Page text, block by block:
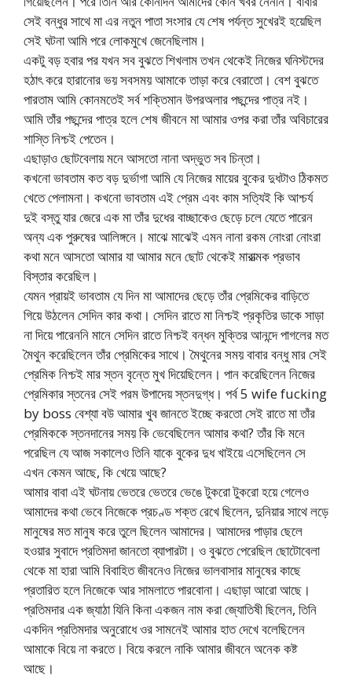
সেই বন্ধুর সাথে মা এর নতুন পাতা সংসার যে শেষ পর্যন্ত সুখেরই হয়েছিল
সেই ঘটনা আমি পরে লোকমুখে জেনেছিলাম।
একটু বড় হবার পর যখন সব বুঝতে শিখলাম তখন থেকেই নিজের ঘনিস্টদের
হঠাৎ করে হারানোর ভয় সবসময় আমাকে তাড়া করে বেরাতো। বেশ বুঝতে
পারতাম আমি কোনমতেই সর্ব শক্তিমান উপরঅলার পছন্দের পাত্র নই।
আমি তাঁর পছন্দের পাত্র হলে শেষ জীবনে মা আমার ওপর করা তাঁর অবিচারের
শাস্তি নিশ্চই পেতেন।
এছাড়াও ছোটবেলায় মনে আসতো নানা অদ্ভুত সব চিন্তা।
কখনো ভাবতাম কত বড় দুর্ভাগা আমি যে নিজের মায়ের বুকের দুধটাও ঠিকমত
খেতে পেলামনা। কখনো ভাবতাম এই প্রেম এবং কাম সত্যিই কি আশ্চর্য
দুই বস্তু যার জেরে এক মা তাঁর দুধের বাচ্ছাকেও ছেড়ে চলে যেতে পারেন
অন্য এক পুরুষের আলিঙ্গনে। মাঝে মাঝেই এমন নানা রকম নোংরা নোংরা
কথা মনে আসতো আমার যা আমার মনে ছোট থেকেই মারাত্মক প্রভাব
বিস্তার করেছিল।
যেমন প্রায়ই ভাবতাম যে দিন মা আমাদের ছেড়ে তাঁর প্রেমিকের বাড়িতে
গিয়ে উঠলেন সেদিন কার কথা। সেদিন রাতে মা নিশ্চই প্রকৃতির ডাকে সাড়া
না দিয়ে পারেননি মানে সেদিন রাতে নিশ্চই বন্ধন মুক্তির আনন্দে পাগলের মত
মৈথুন করেছিলেন তাঁর প্রেমিকের সাথে। মৈথুনের সময় বাবার বন্ধু মার সেই
প্রেমিক নিশ্চই মার স্তন বৃন্তে মুখ দিয়েছিলেন। পান করেছিলেন নিজের
প্রেমিকার স্তনের সেই পরম উপাদেয় স্তনদুগ্ধ। পর্ব 5 wife fucking
by boss বেশ্যা বউ আমার খুব জানতে ইচ্ছে করতো সেই রাতে মা তাঁর
প্রেমিককে স্তনদানের সময় কি ভেবেছিলেন আমার কথা? তাঁর কি মনে
পরেছিল যে আজ সকালেও তিনি যাকে বুকের দুধ খাইয়ে এসেছিলেন সে
এখন কেমন আছে, কি খেয়ে আছে?
আমার বাবা এই ঘটনায় ভেতরে ভেতরে ভেঙে টুকরো টুকরো হয়ে গেলেও
আমাদের কথা ভেবে নিজেকে প্রচণ্ড শক্ত রেখে ছিলেন, দুনিয়ার সাথে লড়ে
মানুষের মত মানুষ করে তুলে ছিলেন আমাদের। আমাদের পাড়ার ছেলে
হওয়ার সুবাদে প্রতিমদা জানতো ব্যাপারটা। ও বুঝতে পেরেছিল ছোটোবেলা
থেকে মা হারা আমি বিবাহিত জীবনেও নিজের ভালবাসার মানুষের কাছে
প্রতারিত হলে নিজেকে আর সামলাতে পারবোনা। এছাড়া আরো আছে।
প্রতিমদার এক জ্যাঠা যিনি কিনা একজন নাম করা জ্যোতিষী ছিলেন, তিনি
একদিন প্রতিমদার অনুরোধে ওর সামনেই আমার হাত দেখে বলেছিলেন
আমাকে বিয়ে না করতে। বিয়ে করলে নাকি আমার জীবনে অনেক কষ্ট
আছে।